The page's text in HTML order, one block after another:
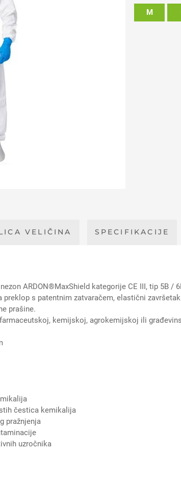
M
VELIČINA SPECIFIKACIJE
ARDON®MaxShield kategorije CE III, tip 5B /
s patentnim zatvaračem, elastični
prašine.
kemijskoj, agrokemijskoj ili
čestica kemikalija
pražnjenja
uzročnika